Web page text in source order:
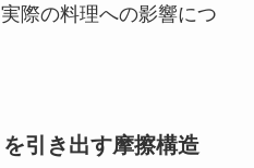
際の料理への影響につ
引き出す摩擦構造